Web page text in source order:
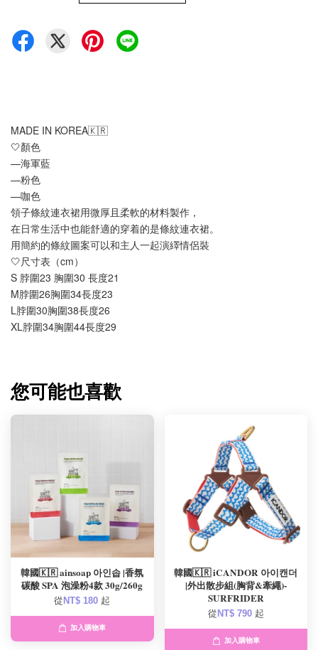
MADE IN KOREA🇰🇷
🤍顏色
—海軍藍
—粉色
—咖色
領子條紋連衣裙用微厚且柔軟的材料製作，
在日常生活中也能舒適的穿着的是條紋連衣裙。
用簡約的條紋圖案可以和主人一起演繹情侶裝
🤍尺寸表（cm）
S 脖圍23 胸圍30 長度21
M脖圍26胸圍34長度23
L脖圍30胸圍38長度26
XL脖圍34胸圍44長度29
您可能也喜歡
韓國🇰🇷 ainsoap 아인솝 |香氛
碳酸 SPA 泡澡粉4款 30g/260g
從 NT$ 180 起
加入購物車
韓國🇰🇷 iCANDOR 아이캔더
|外出散步組(胸背&牽繩)-
SURFRIDER
從 NT$ 790 起
加入購物車